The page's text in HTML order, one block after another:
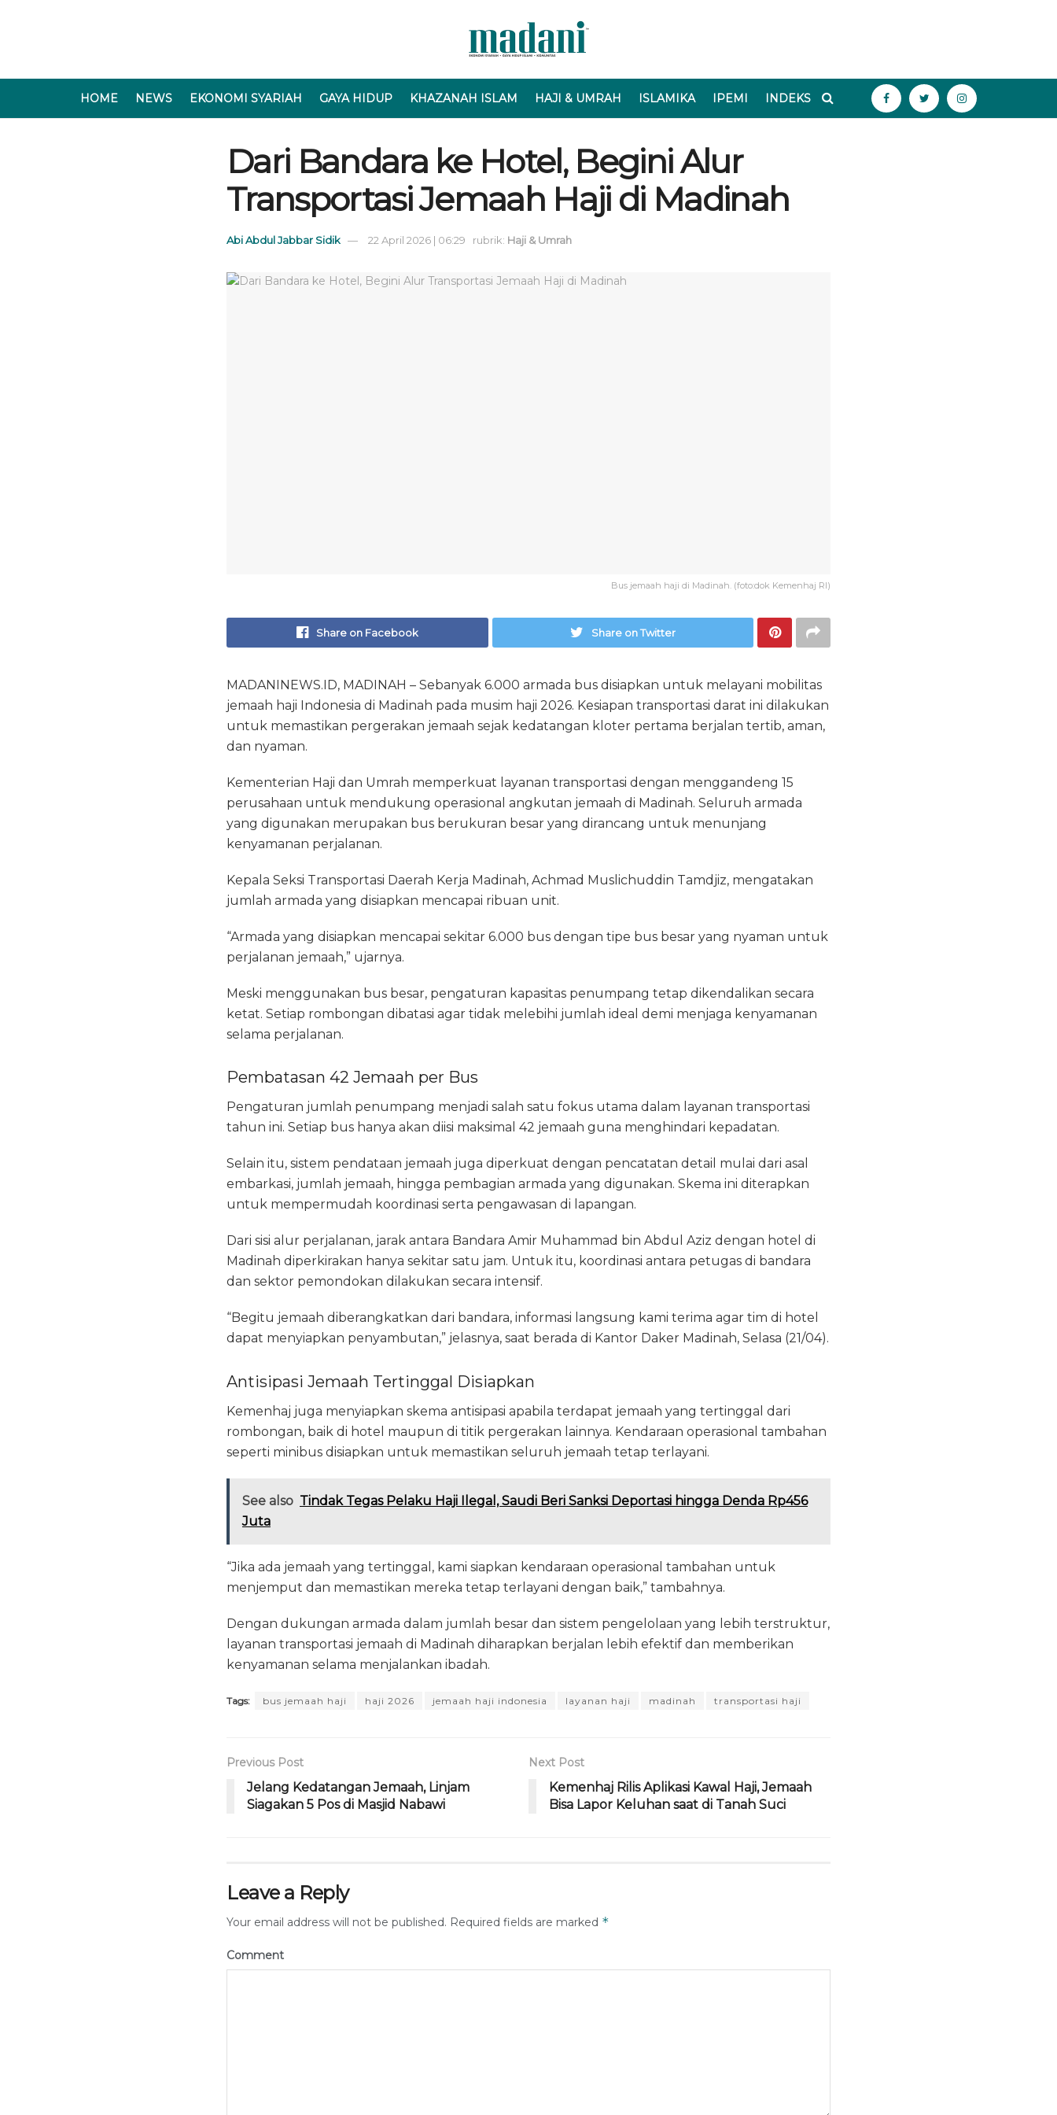
HOME NEWS EKONOMI SYARIAH GAYA HIDUP KHAZANAH ISLAM HAJI & UMRAH ISLAMIKA IPEMI INDEKS
Dari Bandara ke Hotel, Begini Alur
Transportasi Jemaah Haji di Madinah
Abi Abdul Jabbar Sidik 22 April 2026 | 06:29 rubrik: Haji & Umrah
Bus jemaah haji di Madinah. (foto:dok Kemenhaj RI)
Share on Facebook Share on Twitter
MADANINEWS.ID, MADINAH – Sebanyak 6.000 armada bus disiapkan untuk melayani mobilitas
jemaah haji Indonesia di Madinah pada musim haji 2026. Kesiapan transportasi darat ini dilakukan
untuk memastikan pergerakan jemaah sejak kedatangan kloter pertama berjalan tertib, aman,
dan nyaman.
Kementerian Haji dan Umrah memperkuat layanan transportasi dengan menggandeng 15
perusahaan untuk mendukung operasional angkutan jemaah di Madinah. Seluruh armada
yang digunakan merupakan bus berukuran besar yang dirancang untuk menunjang
kenyamanan perjalanan.
Kepala Seksi Transportasi Daerah Kerja Madinah, Achmad Muslichuddin Tamdjiz, mengatakan
jumlah armada yang disiapkan mencapai ribuan unit.
“Armada yang disiapkan mencapai sekitar 6.000 bus dengan tipe bus besar yang nyaman untuk
perjalanan jemaah,” ujarnya.
Meski menggunakan bus besar, pengaturan kapasitas penumpang tetap dikendalikan secara
ketat. Setiap rombongan dibatasi agar tidak melebihi jumlah ideal demi menjaga kenyamanan
selama perjalanan.
Pembatasan 42 Jemaah per Bus
Pengaturan jumlah penumpang menjadi salah satu fokus utama dalam layanan transportasi
tahun ini. Setiap bus hanya akan diisi maksimal 42 jemaah guna menghindari kepadatan.
Selain itu, sistem pendataan jemaah juga diperkuat dengan pencatatan detail mulai dari asal
embarkasi, jumlah jemaah, hingga pembagian armada yang digunakan. Skema ini diterapkan
untuk mempermudah koordinasi serta pengawasan di lapangan.
Dari sisi alur perjalanan, jarak antara Bandara Amir Muhammad bin Abdul Aziz dengan hotel di
Madinah diperkirakan hanya sekitar satu jam. Untuk itu, koordinasi antara petugas di bandara
dan sektor pemondokan dilakukan secara intensif.
“Begitu jemaah diberangkatkan dari bandara, informasi langsung kami terima agar tim di hotel
dapat menyiapkan penyambutan,” jelasnya, saat berada di Kantor Daker Madinah, Selasa (21/04).
Antisipasi Jemaah Tertinggal Disiapkan
Kemenhaj juga menyiapkan skema antisipasi apabila terdapat jemaah yang tertinggal dari
rombongan, baik di hotel maupun di titik pergerakan lainnya. Kendaraan operasional tambahan
seperti minibus disiapkan untuk memastikan seluruh jemaah tetap terlayani.
See also Tindak Tegas Pelaku Haji Ilegal, Saudi Beri Sanksi Deportasi hingga Denda Rp456
Juta
“Jika ada jemaah yang tertinggal, kami siapkan kendaraan operasional tambahan untuk
menjemput dan memastikan mereka tetap terlayani dengan baik,” tambahnya.
Dengan dukungan armada dalam jumlah besar dan sistem pengelolaan yang lebih terstruktur,
layanan transportasi jemaah di Madinah diharapkan berjalan lebih efektif dan memberikan
kenyamanan selama menjalankan ibadah.
Tags: bus jemaah haji haji 2026 jemaah haji indonesia layanan haji madinah transportasi haji
Previous Post
Jelang Kedatangan Jemaah, Linjam
Siagakan 5 Pos di Masjid Nabawi
Next Post
Kemenhaj Rilis Aplikasi Kawal Haji, Jemaah
Bisa Lapor Keluhan saat di Tanah Suci
Leave a Reply
Your email address will not be published. Required fields are marked *
Comment